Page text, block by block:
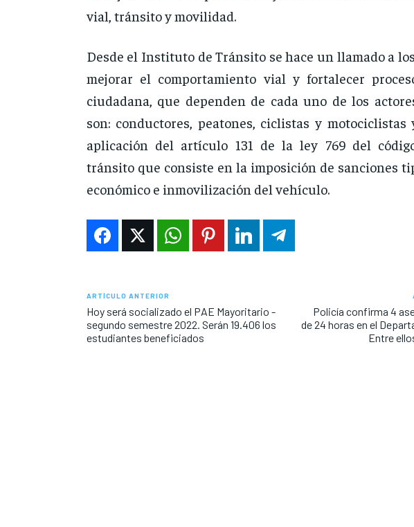
vial, tránsito y movilidad.
Desde el Instituto de Tránsito se hace un llamado a
mejorar el comportamiento vial y fortalecer
ciudadana, que dependen de cada uno de los
son: conductores, peatones, ciclistas y
aplicación del artículo 131 de la ley 769 del
tránsito que consiste en la imposición de sanciones
económico e inmovilización del vehículo.
ARTÍCULO ANTERIOR
Hoy será socializado el PAE Mayoritario -
segundo semestre 2022. Serán 19.406 los
estudiantes beneficiados
Policía confirma 4
de 24 horas en el
Entre